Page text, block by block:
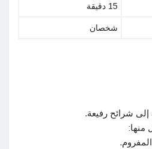
15 دقيقة
شخصان
منها: